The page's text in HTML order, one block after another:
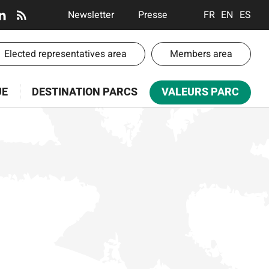
En-
tête
-
Communication
Newsletter Presse FRANÇAIS
ENGLISH
Elected representatives area Members area
DESTINATION PARCS VALEURS PARC